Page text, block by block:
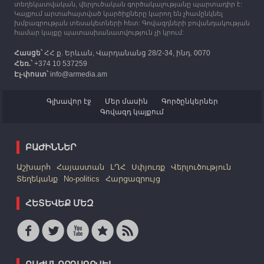
տեղեկատվական, վերլուծական գործակալությանը պարտադիր է:
Կայքում արտահայտված կարծիքները կարող են չհամընկնել
խմբագրության տեսակետների հետ: Գովազդների բովանդակության
համար կայքը պատասխանատվություն չի կրում:
Հասցե՝ՀՀ ք. Երևան, Վարդանանց 28/2-34, ինդ. 0070
Հեռ.՝+374 10 537259
Էլ-փոստ՝info@armedia.am
Գլխավոր էջ Մեր մասին
Գործընկերներ
Գովազդ կայքում
ԲԱԺԻՆՆԵՐ
Աշխարհ Հայաստան ԼՂՀ Սփյուռք
Վերլուծություն
Տեղեկանք
No-politics Հարցազրույց
ՀԵՏԵՎԵՔ ՄԵԶ